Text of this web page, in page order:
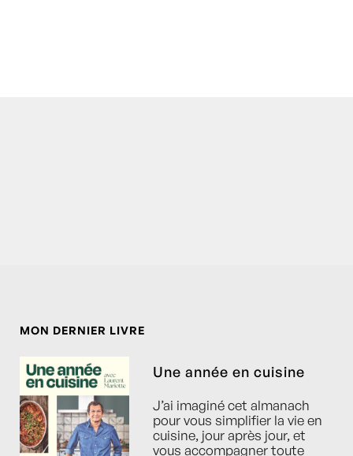
MON DERNIER LIVRE
Une année en cuisine
J’ai imaginé cet almanach
pour vous simplifier la vie en
cuisine, jour après jour, et
vous accompagner toute